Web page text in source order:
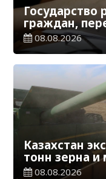
граждан,
регионы для
08.08.2026
Казахстан
тонн зерна
эквиваленте
08.08.2026